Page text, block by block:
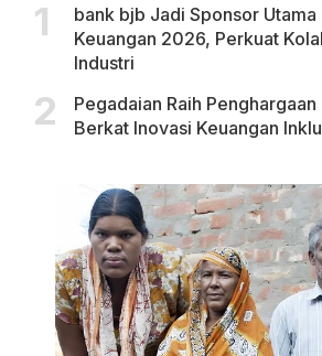
bank bjb Jadi Sponsor Utama
Keuangan 2026, Perkuat
Industri
Pegadaian Raih
Berkat Inovasi Keuangan